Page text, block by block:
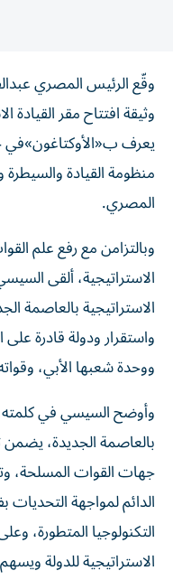
وقّع الرئيس المصري
وثيقة افتتاح مقر القيادة
يعرف ب«الأوكتاغون»في
منظومة القيادة
المصري.
وبالتزامن مع رفع علم
الاستراتيجية، ألقى
الاستراتيجية بالعاصمة
واستقرار ودولة قادرة
ووحدة شعبها الأبي،
وأوضح السيسي في كلمته،
بالعاصمة الجديدة،
جهات القوات المسلحة،
الدائم لمواجهة
التكنولوجيا المتطورة،
الاستراتيجية للدولة